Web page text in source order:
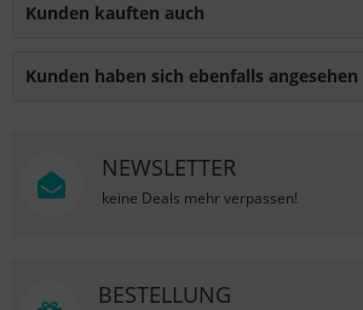
Kunden kauften auch
Kunden haben sich ebenfalls angesehen
NEWSLETTER
keine Deals mehr verpassen!
BESTELLUNG